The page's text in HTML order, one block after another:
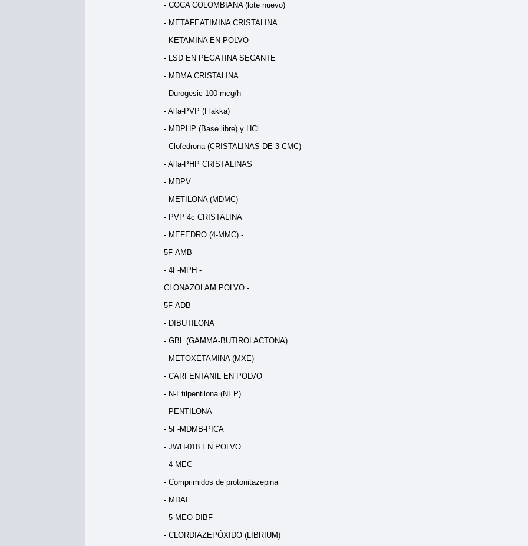
- COCA COLOMBIANA (lote nuevo)
- METAFEATIMINA CRISTALINA
- KETAMINA EN POLVO
- LSD EN PEGATINA SECANTE
- MDMA CRISTALINA
- Durogesic 100 mcg/h
- Alfa-PVP (Flakka)
- MDPHP (Base libre) y HCl
- Clofedrona (CRISTALINAS DE 3-CMC)
- Alfa-PHP CRISTALINAS
- MDPV
- METILONA (MDMC)
- PVP 4c CRISTALINA
- MEFEDRO (4-MMC) -
5F-AMB
- 4F-MPH -
CLONAZOLAM POLVO -
5F-ADB
- DIBUTILONA
- GBL (GAMMA-BUTIROLACTONA)
- METOXETAMINA (MXE)
- CARFENTANIL EN POLVO
- N-Etilpentilona (NEP)
- PENTILONA
- 5F-MDMB-PICA
- JWH-018 EN POLVO
- 4-MEC
- Comprimidos de protonitazepina
- MDAI
- 5-MEO-DIBF
- CLORDIAZEPÓXIDO (LIBRIUM)